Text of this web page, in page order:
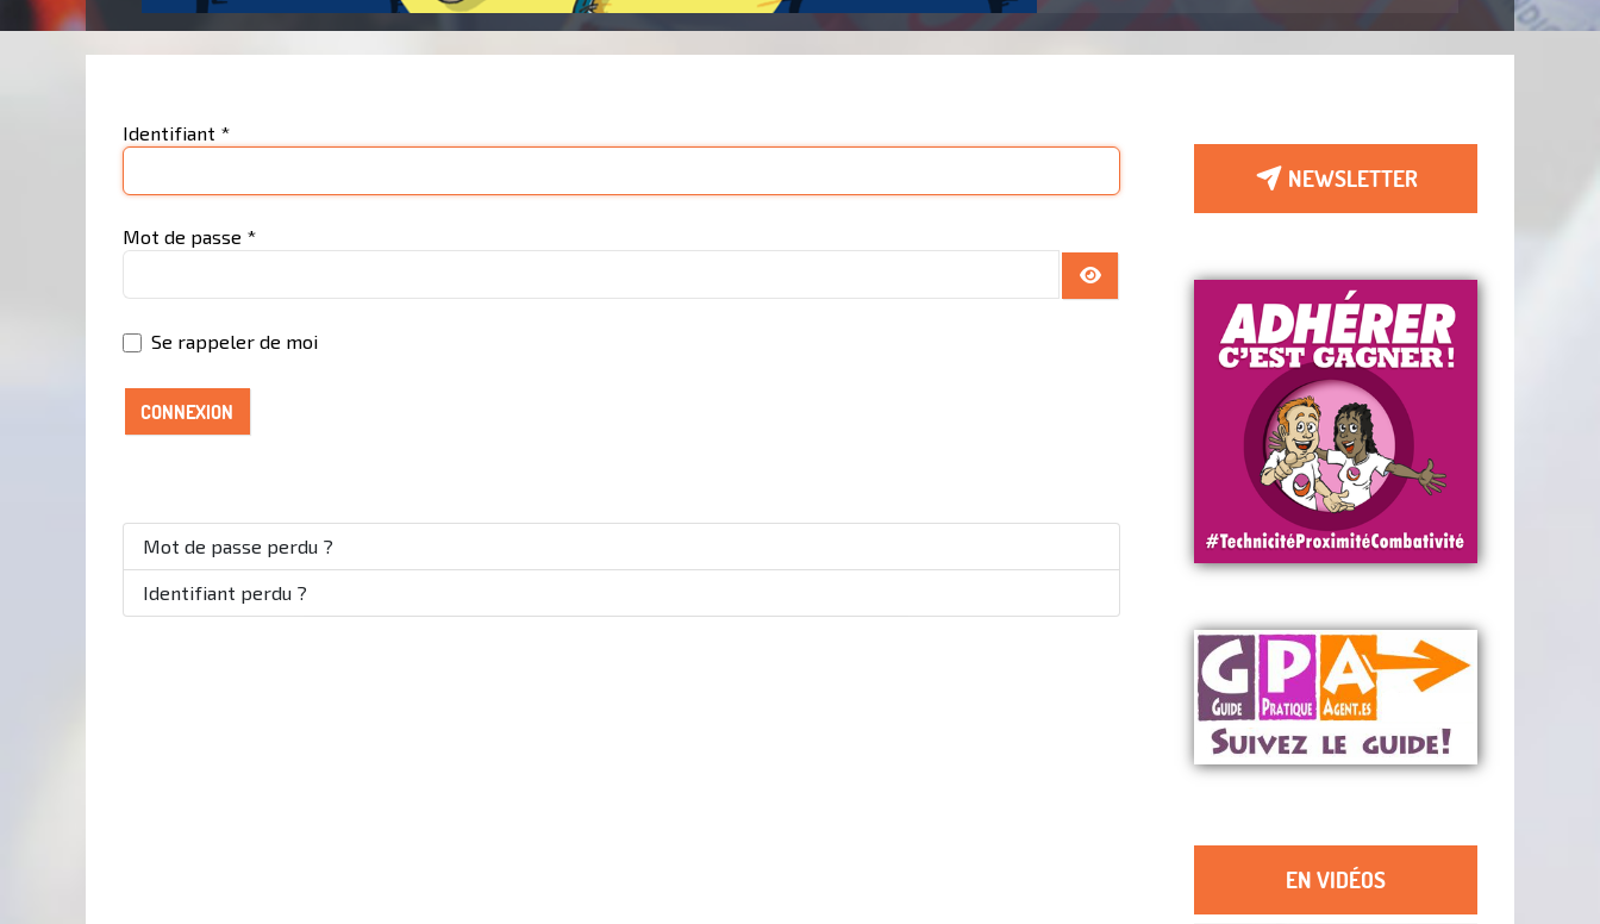
Identifiant *
Mot de passe *
AFFICHER LE MOT DE PASSE
Se rappeler de moi
CONNEXION
Mot de passe perdu ?
Identifiant perdu ?
NEWSLETTER
EN VIDÉOS